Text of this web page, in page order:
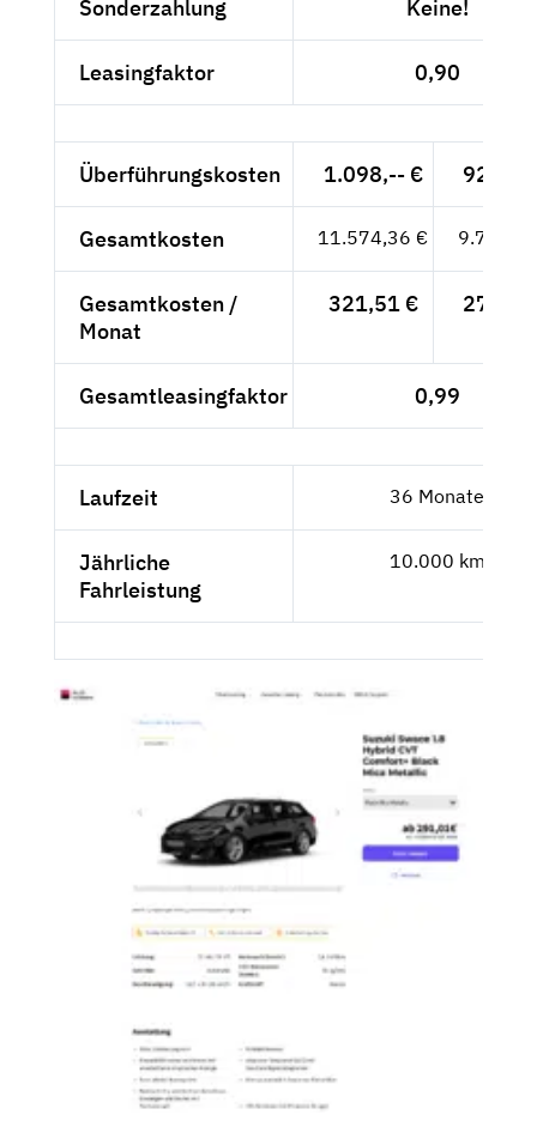
Sonderzahlung Keine!
Leasingfaktor 0,90
Überführungskosten 1.098,-- €
Gesamtkosten 11.574,36 €
Gesamtkosten /
Monat
321,51 €
Gesamtleasingfaktor 0,99
Laufzeit 36 Monate
Jährliche
Fahrleistung
10.000 km